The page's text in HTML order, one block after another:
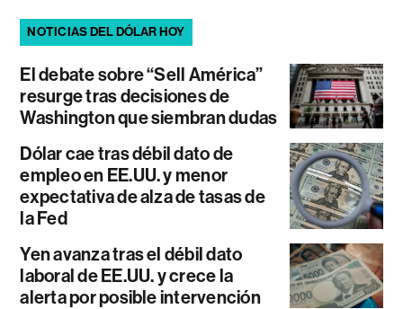
NOTICIAS DEL DÓLAR HOY
El debate sobre “Sell América”
resurge tras decisiones de
Washington que siembran dudas
Dólar cae tras débil dato de
empleo en EE.UU. y menor
expectativa de alza de tasas de
la Fed
Yen avanza tras el débil dato
laboral de EE.UU. y crece la
alerta por posible intervención